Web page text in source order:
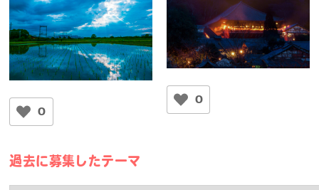
過去に募集したテーマ
0
東大寺二月堂
0